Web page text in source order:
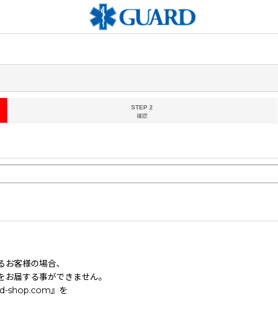
STEP 2
確認
客様の場合、
届する事ができません。
shop.com』を